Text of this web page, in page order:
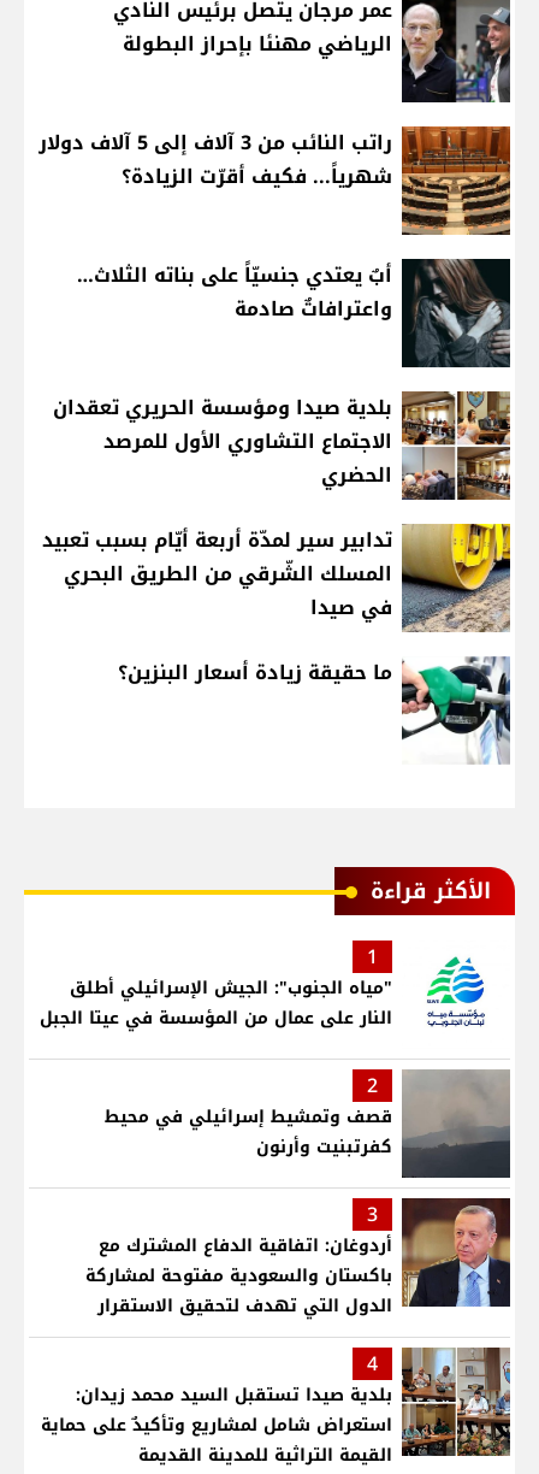
عمر مرجان يتصل برئيس النادي
الرياضي مهنئا بإحراز البطولة
راتب النائب من 3 آلاف إلى 5 آلاف دولار
شهرياً... فكيف أقرّت الزيادة؟
أبٌ يعتدي جنسيّاً على بناته الثلاث…
واعترافاتٌ صادمة
بلدية صيدا ومؤسسة الحريري تعقدان
الاجتماع التشاوري الأول للمرصد
الحضري
تدابير سير لمدّة أربعة أيّام بسبب تعبيد
المسلك الشّرقي من الطريق البحري
في صيدا
ما حقيقة زيادة أسعار البنزين؟
الأكثر قراءة
1
"مياه الجنوب": الجيش الإسرائيلي أطلق
النار على عمال من المؤسسة في عيتا الجبل
2
قصف وتمشيط إسرائيلي في محيط
كفرتبنيت وأرنون
3
أردوغان: اتفاقية الدفاع المشترك مع
باكستان والسعودية مفتوحة لمشاركة
الدول التي تهدف لتحقيق الاستقرار
بمنطقتنا
4
بلدية صيدا تستقبل السيد محمد زيدان:
استعراض شامل لمشاريع وتأكيدٌ على حماية
القيمة التراثية للمدينة القديمة